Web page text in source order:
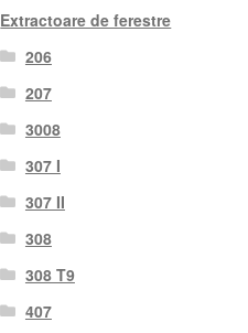
Extractoare de ferestre
206
207
3008
307 I
307 II
308
308 T9
407